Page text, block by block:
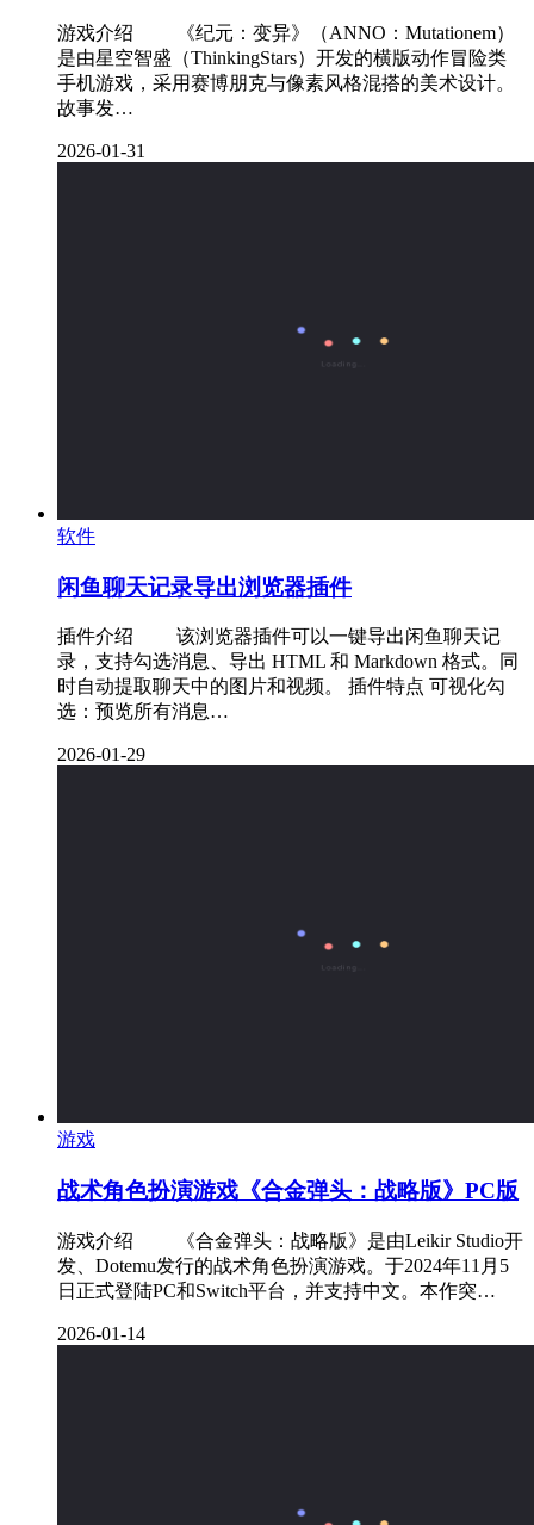
游戏介绍 ‌ 《纪元：变异》（ANNO：Mutationem）
是由星空智盛（ThinkingStars）开发的横版动作冒险类
手机游戏，采用赛博朋克与像素风格混搭的美术设计。
故事发…
2026-01-31
软件
闲鱼聊天记录导出浏览器插件
插件介绍 ‌ 该浏览器插件可以一键导出闲鱼聊天记
录，支持勾选消息、导出 HTML 和 Markdown 格式。同
时自动提取聊天中的图片和视频。 插件特点 可视化勾
选：预览所有消息…
2026-01-29
游戏
战术角色扮演游戏《合金弹头：战略版》PC版
游戏介绍 ‌ 《合金弹头：战略版》是由Leikir Studio开
发、Dotemu发行的战术角色扮演游戏。于2024年11月5
日正式登陆PC和Switch平台，并支持中文。本作突…
2026-01-14